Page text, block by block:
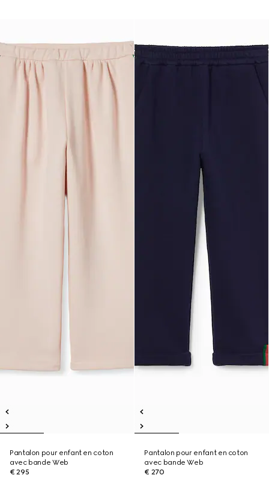
Pantalon pour enfant en coton
avec bande Web
€ 295
Pantalon pour enfant en coton
avec bande Web
€ 270